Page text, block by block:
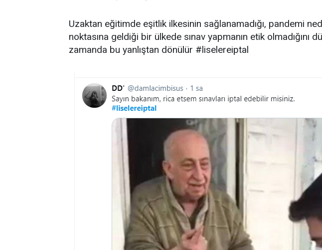
Uzaktan eğitimde eşitlik ilkesinin sağlanamadığı, pandemi
noktasına geldiği bir ülkede sınav yapmanın etik olmadığını
zamanda bu yanlıştan dönülür #liselereiptal